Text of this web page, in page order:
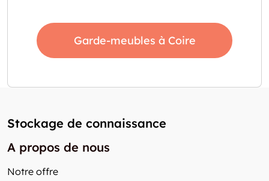
Garde-meubles à Coire
Stockage de connaissance
A propos de nous
Notre offre